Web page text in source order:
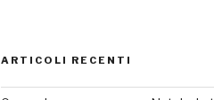
ARTICOLI RECENTI